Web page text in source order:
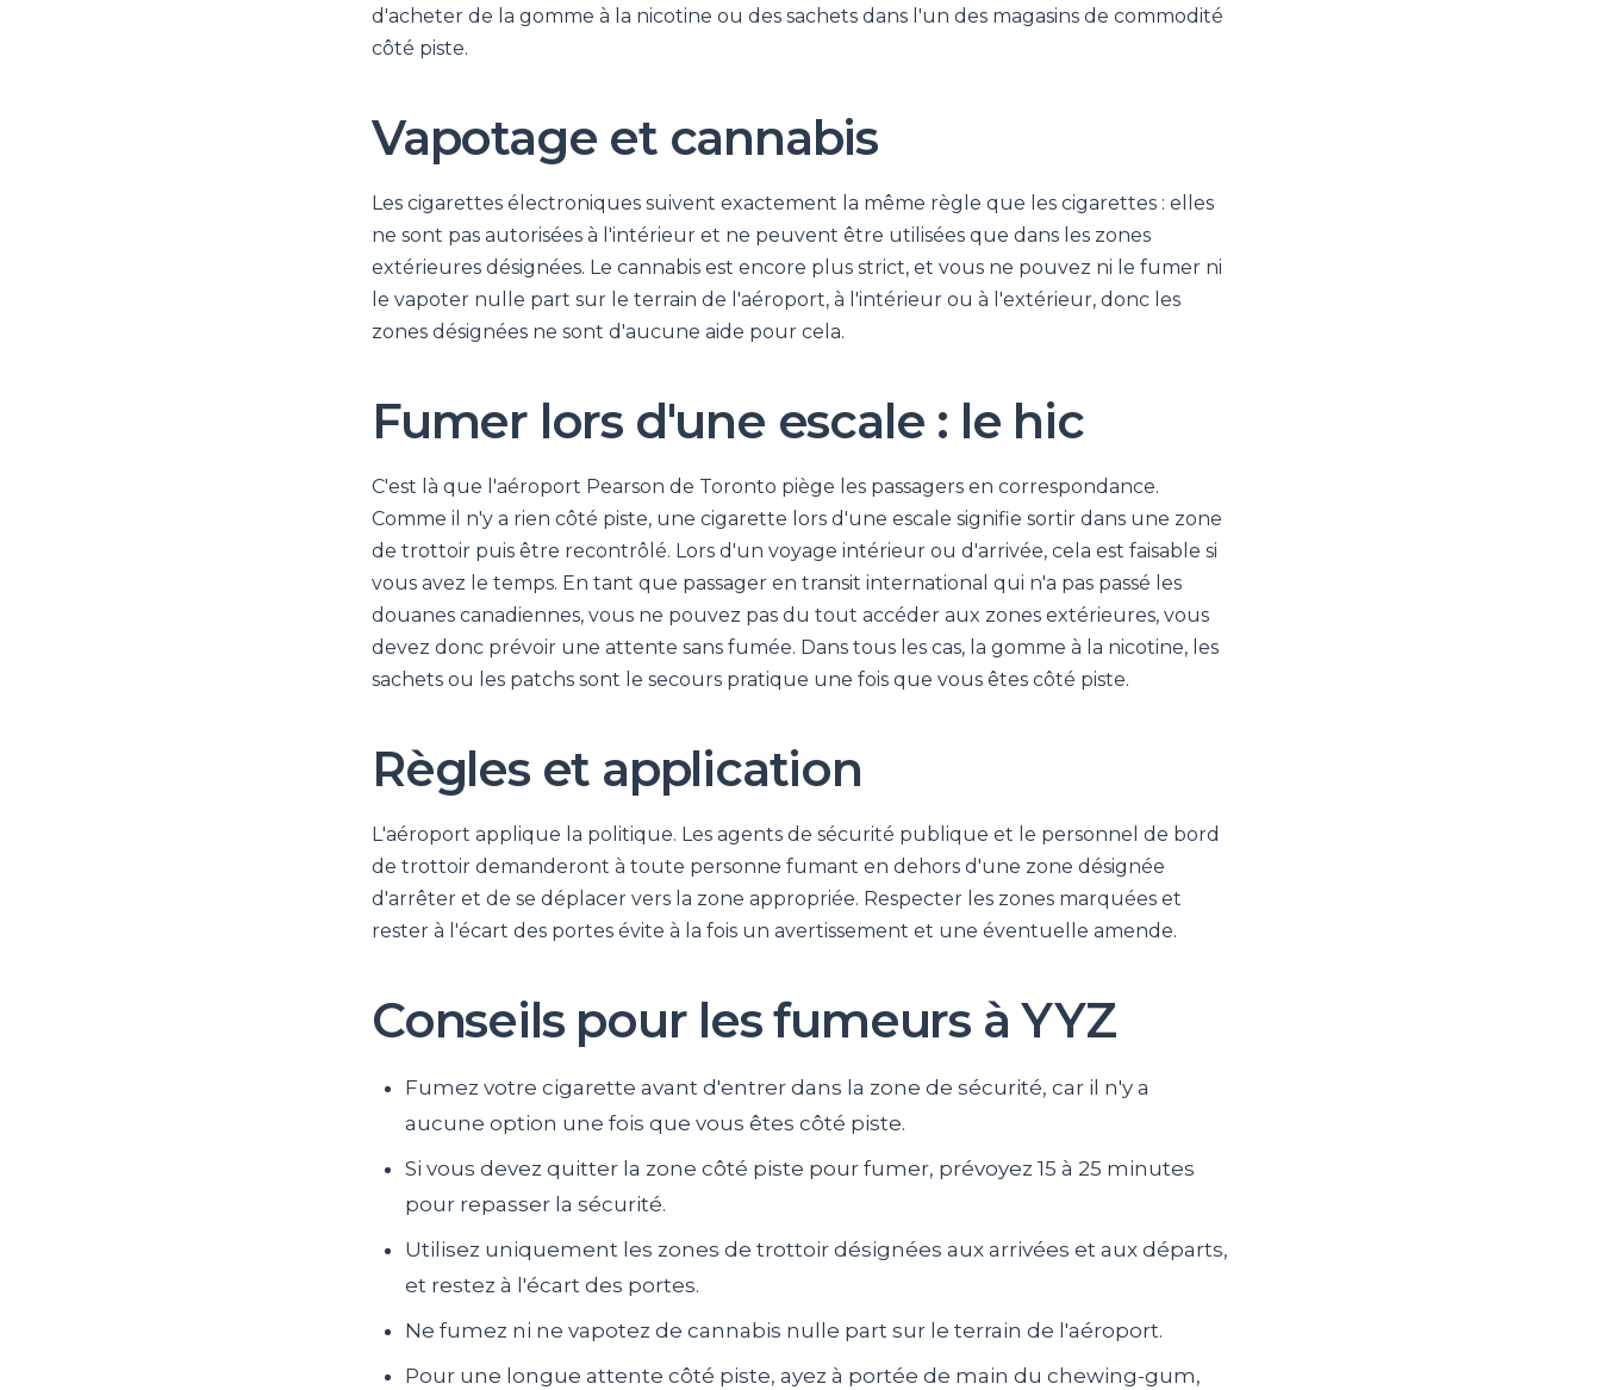
d'acheter de la gomme à la nicotine ou des sachets dans l'un des magasins de commodité
côté piste.
Vapotage et cannabis
Les cigarettes électroniques suivent exactement la même règle que les cigarettes : elles
ne sont pas autorisées à l'intérieur et ne peuvent être utilisées que dans les zones
extérieures désignées. Le cannabis est encore plus strict, et vous ne pouvez ni le fumer ni
le vapoter nulle part sur le terrain de l'aéroport, à l'intérieur ou à l'extérieur, donc les
zones désignées ne sont d'aucune aide pour cela.
Fumer lors d'une escale : le hic
C'est là que l'aéroport Pearson de Toronto piège les passagers en correspondance.
Comme il n'y a rien côté piste, une cigarette lors d'une escale signifie sortir dans une zone
de trottoir puis être recontrôlé. Lors d'un voyage intérieur ou d'arrivée, cela est faisable si
vous avez le temps. En tant que passager en transit international qui n'a pas passé les
douanes canadiennes, vous ne pouvez pas du tout accéder aux zones extérieures, vous
devez donc prévoir une attente sans fumée. Dans tous les cas, la gomme à la nicotine, les
sachets ou les patchs sont le secours pratique une fois que vous êtes côté piste.
Règles et application
L'aéroport applique la politique. Les agents de sécurité publique et le personnel de bord
de trottoir demanderont à toute personne fumant en dehors d'une zone désignée
d'arrêter et de se déplacer vers la zone appropriée. Respecter les zones marquées et
rester à l'écart des portes évite à la fois un avertissement et une éventuelle amende.
Conseils pour les fumeurs à YYZ
Fumez votre cigarette avant d'entrer dans la zone de sécurité, car il n'y a
aucune option une fois que vous êtes côté piste.
Si vous devez quitter la zone côté piste pour fumer, prévoyez 15 à 25 minutes
pour repasser la sécurité.
Utilisez uniquement les zones de trottoir désignées aux arrivées et aux départs,
et restez à l'écart des portes.
Ne fumez ni ne vapotez de cannabis nulle part sur le terrain de l'aéroport.
Pour une longue attente côté piste, ayez à portée de main du chewing-gum,